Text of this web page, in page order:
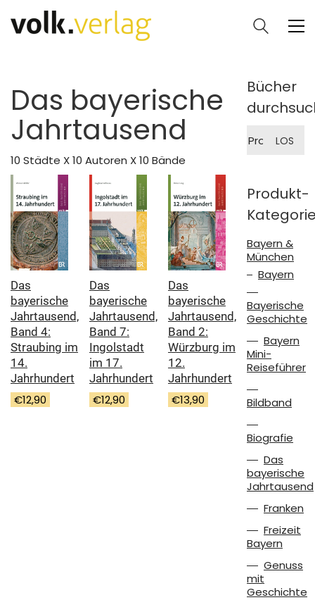
Das bayerische
Jahrtausend
10 Städte X 10 Autoren X 10 Bände
Das
bayerische
Jahrtausend,
Band 4:
Straubing im
14.
Jahrhundert
€12,90
Das
bayerische
Jahrtausend,
Band 7:
Ingolstadt
im 17.
Jahrhundert
€12,90
Das
bayerische
Jahrtausend,
Band 2:
Würzburg im
12.
Jahrhundert
€13,90
Bücher
nach:
LOS
Produkt-
Bayern &
München
Bayern
Bayerische
Geschichte
Bayern
Mini-
Reiseführer
Bildband
Biografie
Das
bayerische
Jahrtausend
Franken
Freizeit
Bayern
Genuss
mit
Geschichte